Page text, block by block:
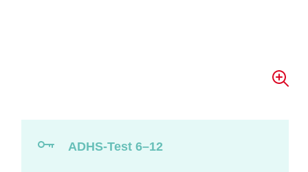
ADHS-Test 6–12